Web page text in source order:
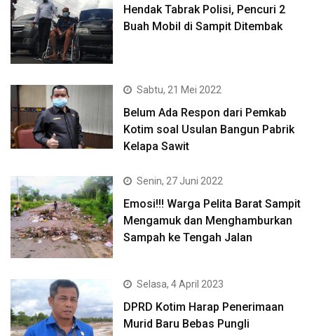
Hendak Tabrak Polisi, Pencuri 2
Buah Mobil di Sampit Ditembak
Sabtu, 21 Mei 2022
Belum Ada Respon dari Pemkab
Kotim soal Usulan Bangun Pabrik
Kelapa Sawit
Senin, 27 Juni 2022
Emosi!!! Warga Pelita Barat Sampit
Mengamuk dan Menghamburkan
Sampah ke Tengah Jalan
Selasa, 4 April 2023
DPRD Kotim Harap Penerimaan
Murid Baru Bebas Pungli